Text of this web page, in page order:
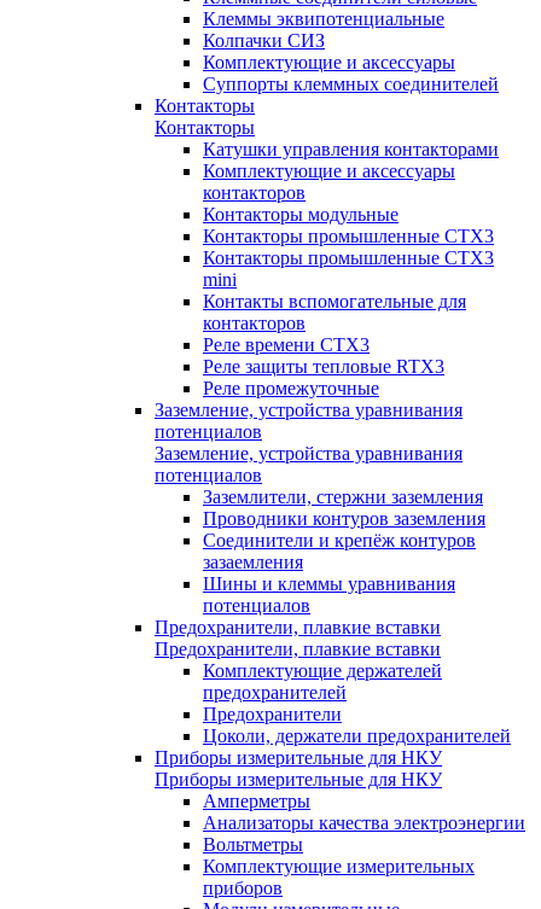
Клеммы эквипотенциальные
Колпачки СИЗ
Комплектующие и аксессуары
Суппорты клеммных соединителей
Контакторы
Контакторы
Катушки управления контакторами
Комплектующие и аксессуары
контакторов
Контакторы модульные
Контакторы промышленные CTX3
Контакторы промышленные CTX3
mini
Контакты вспомогательные для
контакторов
Реле времени CTX3
Реле защиты тепловые RTX3
Реле промежуточные
Заземление, устройства уравнивания
потенциалов
Заземление, устройства уравнивания
потенциалов
Заземлители, стержни заземления
Проводники контуров заземления
Соединители и крепёж контуров
зазаемления
Шины и клеммы уравнивания
потенциалов
Предохранители, плавкие вставки
Предохранители, плавкие вставки
Комплектующие держателей
предохранителей
Предохранители
Цоколи, держатели предохранителей
Приборы измерительные для НКУ
Приборы измерительные для НКУ
Амперметры
Анализаторы качества электроэнергии
Вольтметры
Комплектующие измерительных
приборов